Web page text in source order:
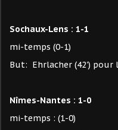
Sochaux-Lens : 1-1
mi-temps (0-1)
But: Ehrlacher (42') pour
Nîmes-Nantes : 1-0
mi-temps : (1-0)